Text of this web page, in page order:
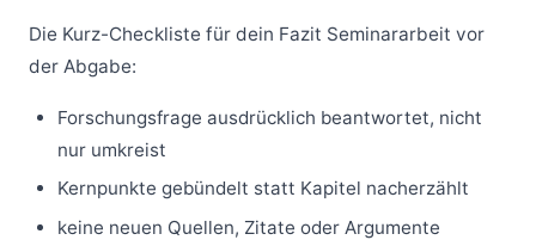
Die Kurz-Checkliste für dein Fazit Seminararbeit vor
der Abgabe:
Forschungsfrage ausdrücklich beantwortet, nicht
nur umkreist
Kernpunkte gebündelt statt Kapitel nacherzählt
keine neuen Quellen, Zitate oder Argumente